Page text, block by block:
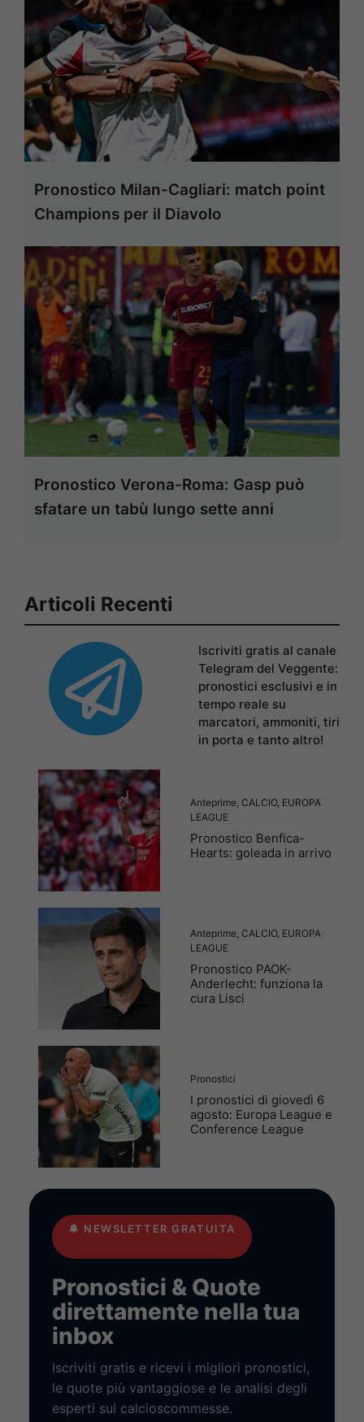
Pronostico Milan-Cagliari: match point
Champions per il Diavolo
Pronostico Verona-Roma: Gasp può
sfatare un tabù lungo sette anni
Articoli Recenti
Iscriviti gratis al canale
Telegram del Veggente:
pronostici esclusivi e in
tempo reale su
marcatori, ammoniti, tiri
in porta e tanto altro!
Anteprime, CALCIO, EUROPA
LEAGUE
Pronostico Benfica-
Hearts: goleada in arrivo
Anteprime, CALCIO, EUROPA
LEAGUE
Pronostico PAOK-
Anderlecht: funziona la
cura Lisci
Pronostici
I pronostici di giovedì 6
agosto: Europa League e
Conference League
🔔 NEWSLETTER GRATUITA
Pronostici & Quote
direttamente nella tua
inbox
Iscriviti gratis e ricevi i migliori pronostici,
le quote più vantaggiose e le analisi degli
esperti sul calcioscommesse.